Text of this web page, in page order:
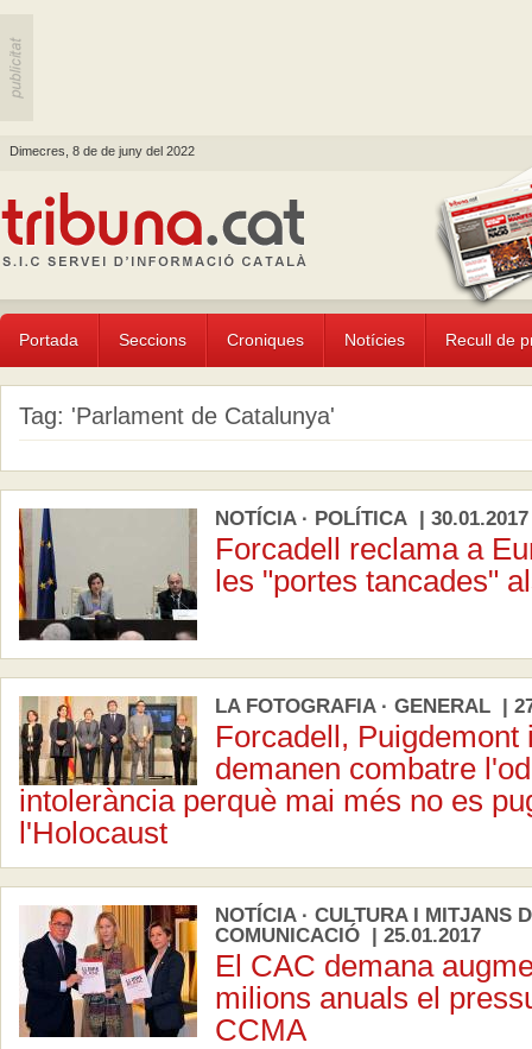
Dimecres, 8 de de juny del 2022
Portada Seccions Croniques Notícies Recull de
Tag: 'Parlament de Catalunya'
NOTÍCIA · POLÍTICA | 30.01.2017
Forcadell reclama a
les "portes tancades"
LA FOTOGRAFIA · GENERAL |
Forcadell, Puigdemont
demanen combatre
intolerància perquè mai més no es
l'Holocaust
NOTÍCIA · CULTURA I MITJANS
COMUNICACIÓ | 25.01.2017
El CAC demana
milions anuals el
CCMA